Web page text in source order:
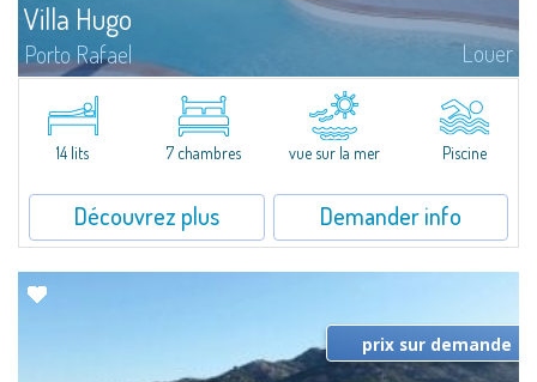
Villa Hugo
Porto Rafael Louer
Dans la pittoresque Porto Rafael, se dresse cette splendide propriété à
l'extraordinaire vue mer. Au cœur d'un merveilleux jardin de 5000 m² ,
Villa Hugo se...
14 lits 7 chambres vue sur la mer Piscine
Découvrez plus Demander info
prix sur demande